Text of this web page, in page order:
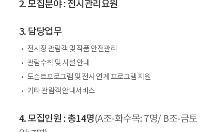
2. 모집분야 : 전시관리요원
3. 담당업무
전시장 관람객 및 작품 안전관리
관람수칙 및 시설 안내
도슨트프로그램 및 전시 연계 프로그램 지원
기타 관람객 안내서비스
4. 모집인원 : 총14명(A조-화수목: 7명/ B조-금토